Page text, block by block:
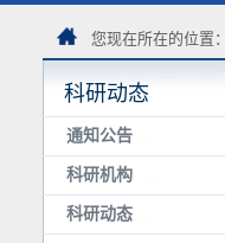
您现在所在的位置：
科研动态
通知公告
科研机构
科研动态